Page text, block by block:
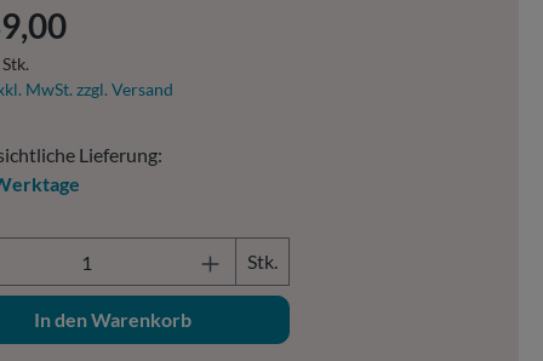
Preis:
MwSt. zzgl. Versand
Lieferung:
Anzahl: Gib den gewünschten Wert
Stk.
In den Warenkorb